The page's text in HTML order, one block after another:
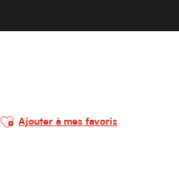
Ajouter aux favoris
Ajouter à mes favoris